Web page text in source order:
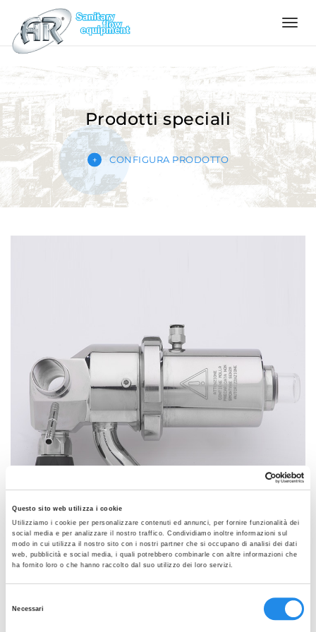
Questo sito web utilizza i cookie
Utilizziamo i cookie per personalizzare contenuti ed annunci, per fornire funzionalità dei
social media e per analizzare il nostro traffico. Condividiamo inoltre informazioni sul
modo in cui utilizza il nostro sito con i nostri partner che si occupano di analisi dei dati
web, pubblicità e social media, i quali potrebbero combinarle con altre informazioni che
ha fornito loro o che hanno raccolto dal suo utilizzo dei loro servizi.
Necessari
Language
Home
Azienda
Prodotti
Configuratore
Contatti
riservata
Prodotti speciali
CONFIGURA PRODOTTO
SFOGLIA LA GALLERIA